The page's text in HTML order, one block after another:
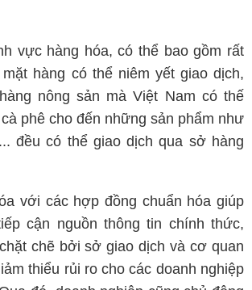
vực hàng hóa, có thể bao gồm rất
hàng có thể niêm yết giao dịch,
nông sản mà Việt Nam có thế
phê cho đến những sản phẩm như
đều có thể giao dịch qua sở hàng
với các hợp đồng chuẩn hóa giúp
cận nguồn thông tin chính thức,
chẽ bởi sở giao dịch và cơ quan
thiểu rủi ro cho các doanh nghiệp